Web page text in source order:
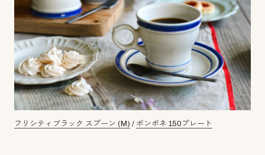
フリシティブラック スプーン (M) / ポンポネ 150プレート